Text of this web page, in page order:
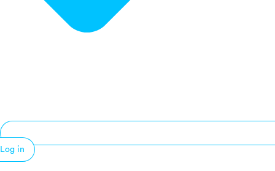
Log in